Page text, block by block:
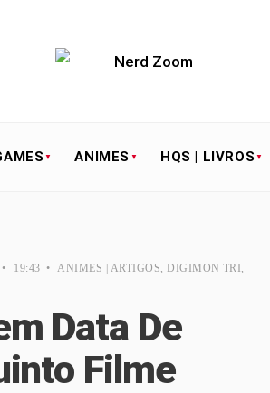
ANIMES HQS | LIVROS
• 19:43 • ANIMES | ARTIGOS,DIGIMON TRI ,
Data De
Filme